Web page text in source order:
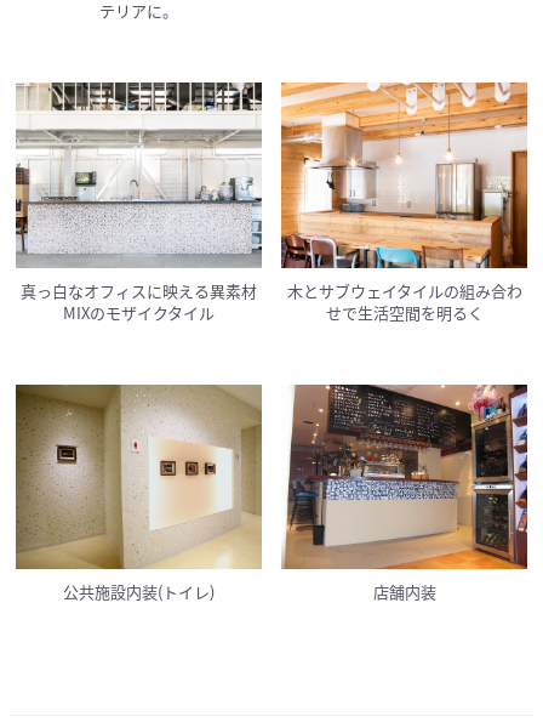
テリアに。
真っ白なオフィスに映える異素材
MIXのモザイクタイル
木とサブウェイタイルの組み合わ
せで生活空間を明るく
公共施設内装(トイレ) 店舗内装